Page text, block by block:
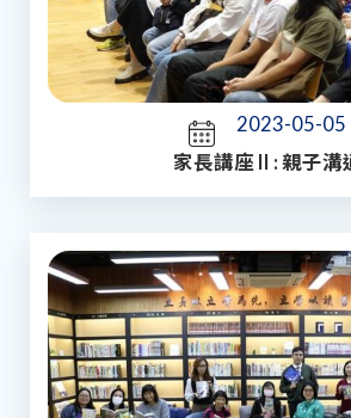
2023-05-05
家長講座 II : 親子溝